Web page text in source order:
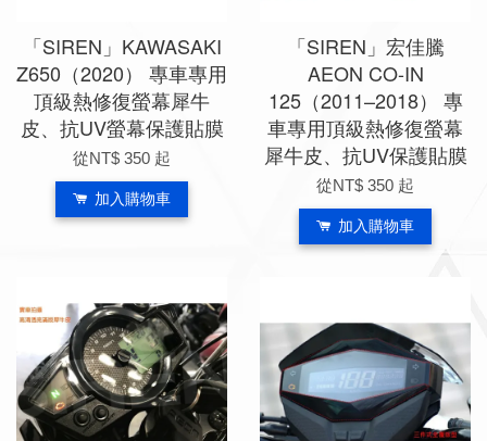
「SIREN」KAWASAKI
Z650（2020） 專車專用
頂級熱修復螢幕犀牛
皮、抗UV螢幕保護貼膜
從NT$ 350 起
加入購物車
「SIREN」宏佳騰
AEON CO-IN
125（2011–2018） 專
車專用頂級熱修復螢幕
犀牛皮、抗UV保護貼膜
從NT$ 350 起
加入購物車